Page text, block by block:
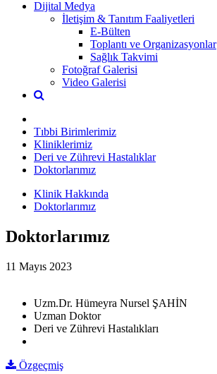
Dijital Medya
İletişim & Tanıtım Faaliyetleri
E-Bülten
Toplantı ve Organizasyonlar
Sağlık Takvimi
Fotoğraf Galerisi
Video Galerisi
Tıbbi Birimlerimiz
Kliniklerimiz
Deri ve Zührevi Hastalıklar
Doktorlarımız
Klinik Hakkında
Doktorlarımız
Doktorlarımız
11 Mayıs 2023
Uzm.Dr. Hümeyra Nursel ŞAHİN
Uzman Doktor
Deri ve Zührevi Hastalıkları
Özgeçmiş